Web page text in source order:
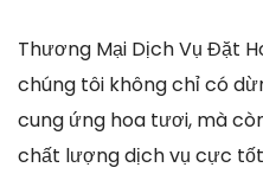
Thương Mại Dịch Vụ Đặt
chúng tôi không chỉ có
cung ứng hoa tươi, mà
chất lượng dịch vụ cực